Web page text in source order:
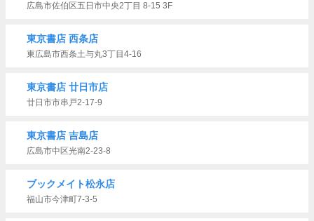
広島市佐伯区五日市中央2丁目 8-15 3F
東京書店 西条店
東広島市西条土与丸3丁目4-16
東京書店 廿日市店
廿日市市串戸2-17-9
東京書店 吉島店
広島市中区光南2-23-8
ブックメイト松永店
福山市今津町7-3-5